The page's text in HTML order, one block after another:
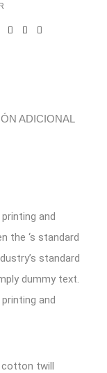
ADICIONAL
and
the ‘s standard
standard
dummy text.
and
cotton twill